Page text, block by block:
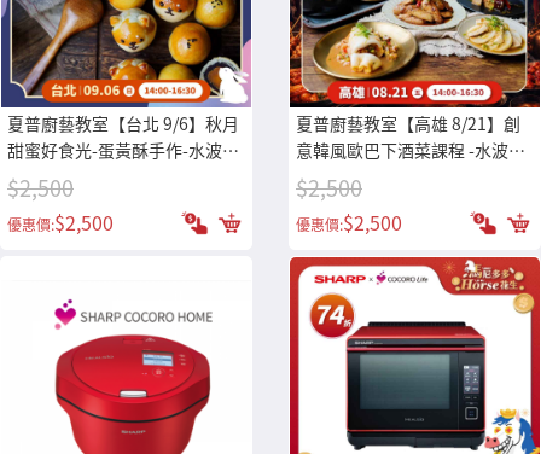
夏普廚藝教室【台北 9/6】秋月
甜蜜好食光-蛋黃酥手作-水波爐/
零水鍋體驗專用券
$2,500
優惠價:$2,500
夏普廚藝教室【高雄 8/21】創
意韓風歐巴下酒菜課程 -水波爐/
零水鍋體驗專用券
$2,500
優惠價:$2,500